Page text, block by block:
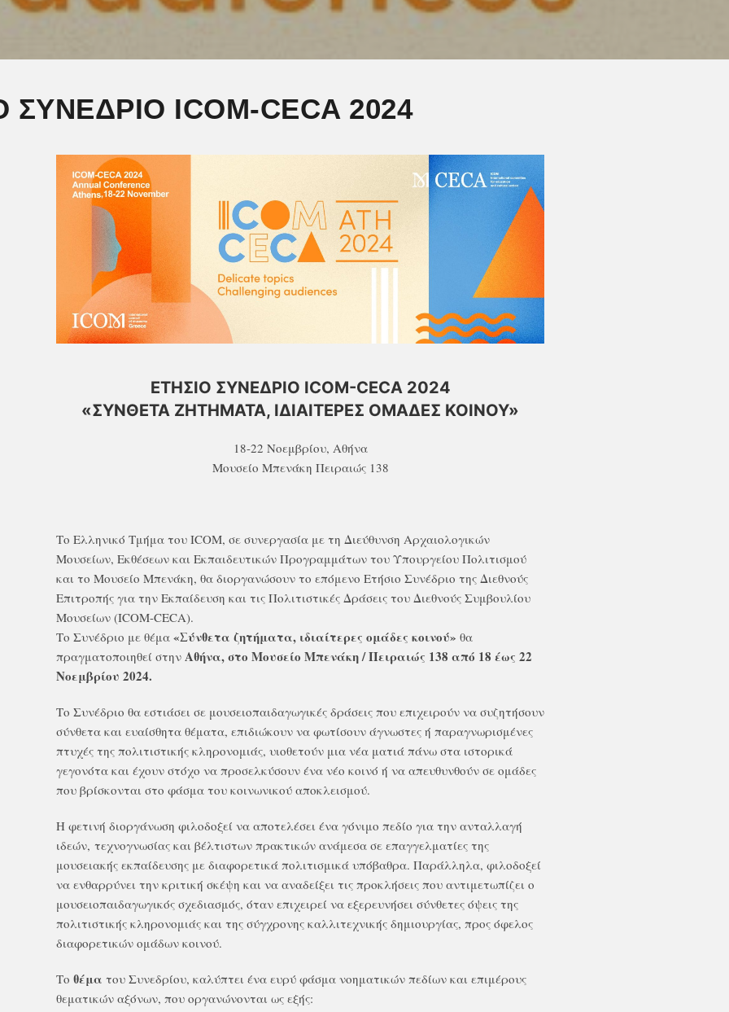
ΣΥΝΕΔΡΙΟ ICOM-CECA 2024
ΕΤΗΣΙΟ ΣΥΝΕΔΡΙΟ ICOM-CECA 2024
«ΣΥΝΘΕΤΑ ΖΗΤΗΜΑΤΑ, ΙΔΙΑΙΤΕΡΕΣ ΟΜΑΔΕΣ ΚΟΙΝΟΥ»
18-22 Νοεμβρίου, Αθήνα
Μουσείο Μπενάκη Πειραιώς 138
Το Ελληνικό Τμήμα του ICOM, σε συνεργασία με τη Διεύθυνση Αρχαιολογικών
Μουσείων, Εκθέσεων και Εκπαιδευτικών Προγραμμάτων του Υπουργείου Πολιτισμού
και το Μουσείο Μπενάκη, θα διοργανώσουν το επόμενο Ετήσιο Συνέδριο της Διεθνούς
Επιτροπής για την Εκπαίδευση και τις Πολιτιστικές Δράσεις του Διεθνούς Συμβουλίου
Μουσείων (ICOM-CECA).
Το Συνέδριο με θέμα «Σύνθετα ζητήματα, ιδιαίτερες ομάδες κοινού» θα
πραγματοποιηθεί στην Αθήνα, στο Μουσείο Μπενάκη / Πειραιώς 138 από 18 έως 22
Νοεμβρίου 2024.
Το Συνέδριο θα εστιάσει σε μουσειοπαιδαγωγικές δράσεις που επιχειρούν να συζητήσουν
σύνθετα και ευαίσθητα θέματα, επιδιώκουν να φωτίσουν άγνωστες ή παραγνωρισμένες
πτυχές της πολιτιστικής κληρονομιάς, υιοθετούν μια νέα ματιά πάνω στα ιστορικά
γεγονότα και έχουν στόχο να προσελκύσουν ένα νέο κοινό ή να απευθυνθούν σε ομάδες
που βρίσκονται στο φάσμα του κοινωνικού αποκλεισμού.
Η φετινή διοργάνωση φιλοδοξεί να αποτελέσει ένα γόνιμο πεδίο για την ανταλλαγή
ιδεών, τεχνογνωσίας και βέλτιστων πρακτικών ανάμεσα σε επαγγελματίες της
μουσειακής εκπαίδευσης με διαφορετικά πολιτισμικά υπόβαθρα. Παράλληλα, φιλοδοξεί
να ενθαρρύνει την κριτική σκέψη και να αναδείξει τις προκλήσεις που αντιμετωπίζει ο
μουσειοπαιδαγωγικός σχεδιασμός, όταν επιχειρεί να εξερευνήσει σύνθετες όψεις της
πολιτιστικής κληρονομιάς και της σύγχρονης καλλιτεχνικής δημιουργίας, προς όφελος
διαφορετικών ομάδων κοινού.
Το θέμα του Συνεδρίου, καλύπτει ένα ευρύ φάσμα νοηματικών πεδίων και επιμέρους
θεματικών αξόνων, που οργανώνονται ως εξής: